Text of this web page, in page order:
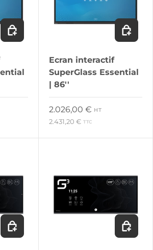
Ajouter au panier
Ecran interactif
SuperGlass Essential
| 86''
Prix habituel
2.026,00 € HT
2.431,20 € TTC
Ajouter
Ajouter au panier Ajouter